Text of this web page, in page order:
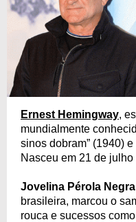
Ernest Hemingway,
mundialmente
sinos dobram” (1940) e
Nasceu em 21 de
Jovelina Pérola Negra
brasileira, marcou o
rouca e sucessos